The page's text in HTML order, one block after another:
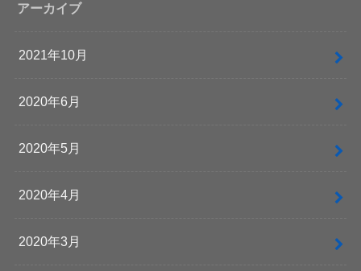
アーカイブ
2021年10月
2020年6月
2020年5月
2020年4月
2020年3月